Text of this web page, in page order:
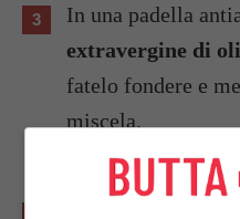
In una padella
extravergine di
fatelo fondere e
miscela.